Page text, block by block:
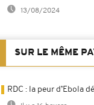
13/08/2024
SUR LE MÊME
RDC : la peur d’Ebola